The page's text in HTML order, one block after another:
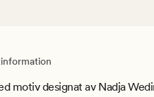
motiv designat av Nadja